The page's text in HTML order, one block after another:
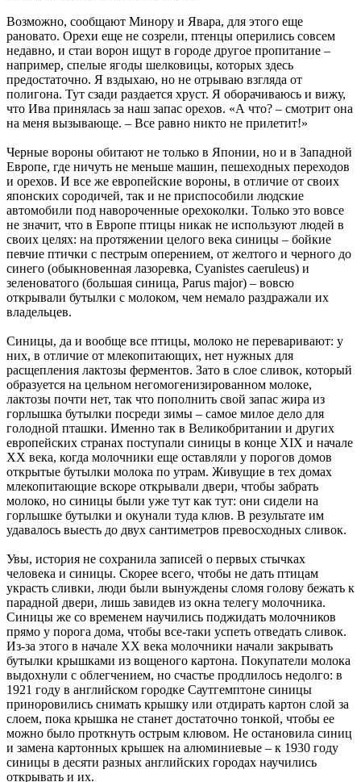
Возможно, сообщают Минору и Явара, для этого еще
рановато. Орехи еще не созрели, птенцы оперились совсем
недавно, и стаи ворон ищут в городе другое пропитание –
например, спелые ягоды шелковицы, которых здесь
предостаточно. Я вздыхаю, но не отрываю взгляда от
полигона. Тут сзади раздается хруст. Я оборачиваюсь и вижу,
что Ива принялась за наш запас орехов. «А что? – смотрит она
на меня вызывающе. – Все равно никто не прилетит!»
Черные вороны обитают не только в Японии, но и в Западной
Европе, где ничуть не меньше машин, пешеходных переходов
и орехов. И все же европейские вороны, в отличие от своих
японских сородичей, так и не приспособили людские
автомобили под навороченные орехоколки. Только это вовсе
не значит, что в Европе птицы никак не используют людей в
своих целях: на протяжении целого века синицы – бойкие
певчие птички с пестрым оперением, от желтого и черного до
синего (обыкновенная лазоревка, Cyanistes caeruleus) и
зеленоватого (большая синица, Parus major) – вовсю
открывали бутылки с молоком, чем немало раздражали их
владельцев.
Синицы, да и вообще все птицы, молоко не переваривают: у
них, в отличие от млекопитающих, нет нужных для
расщепления лактозы ферментов. Зато в слое сливок, который
образуется на цельном негомогенизированном молоке,
лактозы почти нет, так что пополнить свой запас жира из
горлышка бутылки посреди зимы – самое милое дело для
голодной пташки. Именно так в Великобритании и других
европейских странах поступали синицы в конце XIX и начале
XX века, когда молочники еще оставляли у порогов домов
открытые бутылки молока по утрам. Живущие в тех домах
млекопитающие вскоре открывали двери, чтобы забрать
молоко, но синицы были уже тут как тут: они сидели на
горлышке бутылки и окунали туда клюв. В результате им
удавалось выесть до двух сантиметров превосходных сливок.
Увы, история не сохранила записей о первых стычках
человека и синицы. Скорее всего, чтобы не дать птицам
украсть сливки, люди были вынуждены сломя голову бежать к
парадной двери, лишь завидев из окна телегу молочника.
Синицы же со временем научились поджидать молочников
прямо у порога дома, чтобы все-таки успеть отведать сливок.
Из-за этого в начале XX века молочники начали закрывать
бутылки крышками из вощеного картона. Покупатели молока
выдохнули с облегчением, но счастье продлилось недолго: в
1921 году в английском городке Саутгемптоне синицы
приноровились снимать крышку или отдирать картон слой за
слоем, пока крышка не станет достаточно тонкой, чтобы ее
можно было проткнуть острым клювом. Не остановила синиц
и замена картонных крышек на алюминиевые – к 1930 году
синицы в десяти разных английских городах научились
открывать и их.